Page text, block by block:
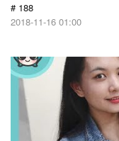
# 188
2018-11-16 01:00